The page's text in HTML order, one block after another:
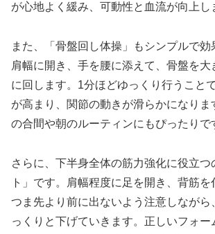
が心地よく緩み、可動性と血流が向上し
また、「骨盤回し体操」もシンプルで効
肩幅に開き、手を腰に添えて、骨盤を大
に回します。1分ほどゆっくり行うこと
が高まり、関節の動きが滑らかになりま
の合間や朝のルーティンにもぴったりで
さらに、下半身全体の筋力強化に役立つ
ト」です。肩幅程度に足を開き、背筋
つま先より前に出ないよう注意しながら
っくりと下げていきます。正しいフォー